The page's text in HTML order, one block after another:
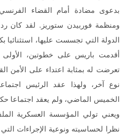
بدعوى مضادة أمام القضاء
ومنظمة فوربيدن ستوريز. لقد كان
الدولة التي تجسست عليها،
أقدمت باريس على خطوتين،
تعرضت له بمثابة اعتداء على الأمن
نوع آخر، ولهذا عقد الرئيس
الخميس الماضي، ولم يعقد اجتماعا
ويعني تولي المؤسسة العسكرية
نظرا لحساسيته ونوعية الإجراءات